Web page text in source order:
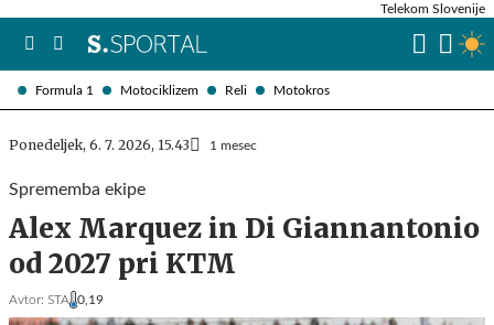
Formula 1 Motociklizem Reli Motokros
Telekom Slovenije
Ponedeljek, 6. 7. 2026, 15.43 1 mesec
Sprememba ekipe
Alex Marquez in Di Giannantonio
od 2027 pri KTM
Avtor: STA 0,19